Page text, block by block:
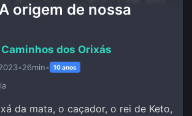
origem de nossa
Caminhos dos Orixás
•26min• 10 anos
da mata, o caçador, o rei de Keto,